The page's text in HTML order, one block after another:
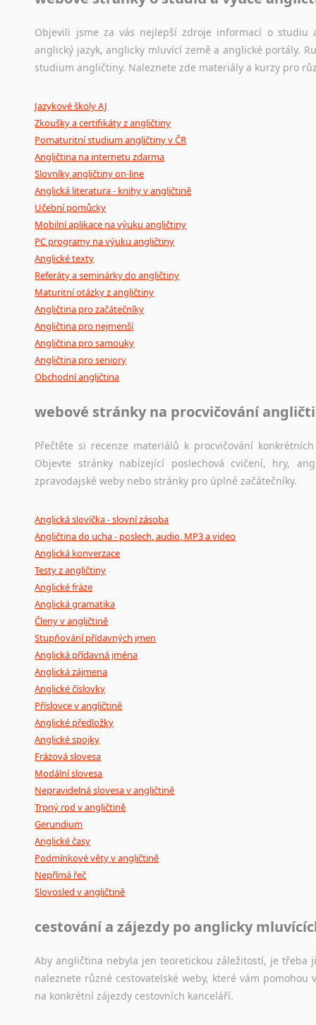
původního zdroje textu.
Ostatní pomůcky pro překladatele
poradny a pravidla
Objevili jsme za vás nejlepší zdroje informací o studiu
anglický jazyk, anglicky mluvící země a anglické portály.
studium angličtiny. Naleznete zde materiály a kurzy pro
Jazykové školy AJ
Zkoušky a certifikáty z angličtiny
Pomaturitní studium angličtiny v ČR
Angličtina na internetu zdarma
Slovníky angličtiny on-line
Anglická literatura - knihy v angličtině
Učební pomůcky
Mobilní aplikace na výuku angličtiny
PC programy na výuku angličtiny
Anglické texty
Referáty a seminárky do angličtiny
Maturitní otázky z angličtiny
Angličtina pro začátečníky
Angličtina pro nejmenší
Angličtina pro samouky
Angličtina pro seniory
Obchodní angličtina
webové stránky na procvičování
Přečtěte si recenze materiálů k procvičování
Objevte stránky nabízející poslechová cvičení, hry,
zpravodajské weby nebo stránky pro úplné začátečníky.
Anglická slovíčka - slovní zásoba
Angličtina do ucha - poslech, audio, MP3 a video
Anglická konverzace
Testy z angličtiny
Anglické fráze
Anglická gramatika
Členy v angličtině
Stupňování přídavných jmen
Anglická přídavná jména
Anglická zájmena
Anglické číslovky
Příslovce v angličtině
Anglické předložky
Anglické spojky
Frázová slovesa
Modální slovesa
Nepravidelná slovesa v angličtině
Trpný rod v angličtině
Gerundium
Anglické časy
Podmínkové věty v angličtině
Nepřímá řeč
Slovosled v angličtině
cestování a zájezdy po anglicky
Aby angličtina nebyla jen teoretickou záležitostí, je
naleznete různé cestovatelské weby, které vám
na konkrétní zájezdy cestovních kanceláří.